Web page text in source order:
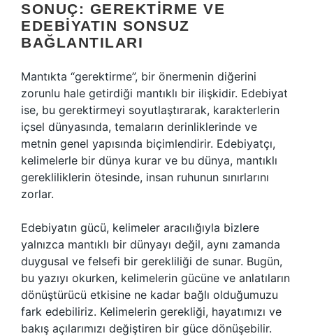
SONUÇ: GEREKTIRME VE
EDEBIYATIN SONSUZ
BAĞLANTILARI
Mantıkta “gerektirme”, bir önermenin diğerini
zorunlu hale getirdiği mantıklı bir ilişkidir. Edebiyat
ise, bu gerektirmeyi soyutlaştırarak, karakterlerin
içsel dünyasında, temaların derinliklerinde ve
metnin genel yapısında biçimlendirir. Edebiyatçı,
kelimelerle bir dünya kurar ve bu dünya, mantıklı
gerekliliklerin ötesinde, insan ruhunun sınırlarını
zorlar.
Edebiyatın gücü, kelimeler aracılığıyla bizlere
yalnızca mantıklı bir dünyayı değil, aynı zamanda
duygusal ve felsefi bir gerekliliği de sunar. Bugün,
bu yazıyı okurken, kelimelerin gücüne ve anlatıların
dönüştürücü etkisine ne kadar bağlı olduğumuzu
fark edebiliriz. Kelimelerin gerekliği, hayatımızı ve
bakış açılarımızı değiştiren bir güce dönüşebilir.